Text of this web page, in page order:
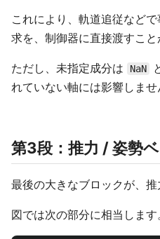
これにより、軌道追従など
求を、制御器に直接渡すこと
ただし、未指定成分は NaN
れていない軸には影響しませ
第3段：推力 / 姿勢
最後の大きなブロックが、
図では次の部分に相当します